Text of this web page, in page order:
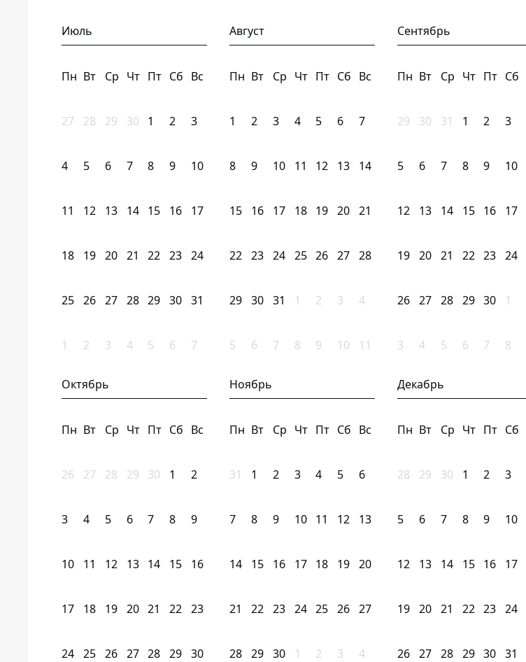
Июль
Пн Вт Ср Чт Пт Сб Вс
27 28 29 30 1 2 3
4 5 6 7 8 9 10
11 12 13 14 15 16 17
18 19 20 21 22 23 24
25 26 27 28 29 30 31
1 2 3 4 5 6 7
Август
Пн Вт Ср Чт Пт Сб Вс
1 2 3 4 5 6 7
8 9 10 11 12 13 14
15 16 17 18 19 20 21
22 23 24 25 26 27 28
29 30 31 1 2 3 4
5 6 7 8 9 10 11
Сентябрь
Пн Вт Ср Чт Пт Сб
29 30 31 1 2 3
5 6 7 8 9 10
12 13 14 15 16 17
19 20 21 22 23 24
26 27 28 29 30 1
3 4 5 6 7 8
Октябрь
Пн Вт Ср Чт Пт Сб Вс
26 27 28 29 30 1 2
3 4 5 6 7 8 9
10 11 12 13 14 15 16
17 18 19 20 21 22 23
24 25 26 27 28 29 30
Ноябрь
Пн Вт Ср Чт Пт Сб Вс
31 1 2 3 4 5 6
7 8 9 10 11 12 13
14 15 16 17 18 19 20
21 22 23 24 25 26 27
28 29 30 1 2 3 4
Декабрь
Пн Вт Ср Чт Пт Сб
28 29 30 1 2 3
5 6 7 8 9 10
12 13 14 15 16 17
19 20 21 22 23 24
26 27 28 29 30 31